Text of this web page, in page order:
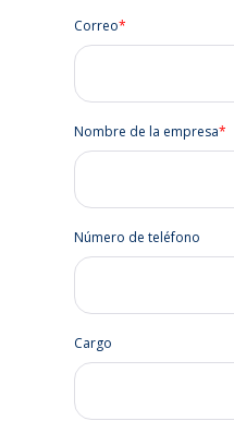
Correo*
Nombre de la empresa*
Número de teléfono
Cargo